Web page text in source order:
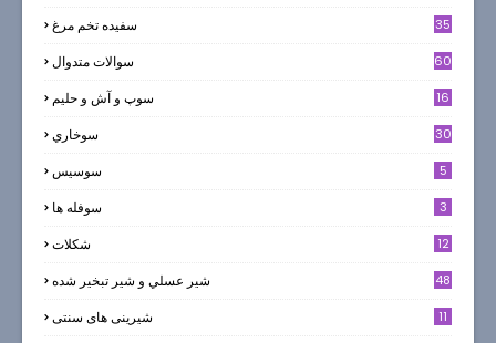
سفيده تخم مرغ 35
سوالات متدوال 60
سوپ و آش و حليم 16
سوخاري 30
سوسيس 5
سوفله ها 3
شکلات
12
شير عسلي و شير تبخير شده 48
شیرینی های سنتی 11